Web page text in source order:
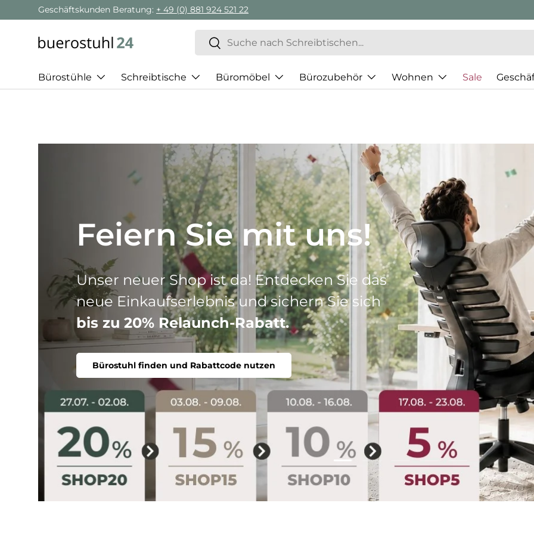
Direkt zum Inhalt
Geschäftskunden Beratung: + 49 (0) 881 924 521 22
Suchen
Suchen
Bürostühle Schreibtische Büromöbel Bürozubehör Wohnen Sale
Best of HJH
Drei Produktlinien, ein Ziel: Ihr perfekter
Stuhl. Ergonomisch, komfortabel, individuell.
Bürostuhl finden
Folie laden 1 von 5
Folie laden 2 von 5
Folie laden 3 von 5
Folie laden 4 von 5
Folie laden 5